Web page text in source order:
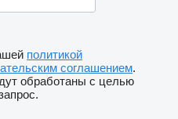
политикой
соглашением.
обработаны с целью